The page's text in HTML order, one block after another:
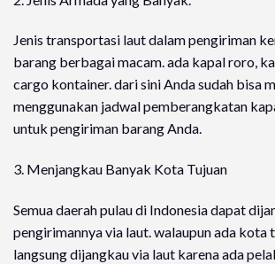
Jenis transportasi laut dalam pengiriman
barang berbagai macam. ada kapal roro,
cargo kontainer. dari sini Anda sudah bisa
menggunakan jadwal pemberangkatan
untuk pengiriman barang Anda.
3. Menjangkau Banyak Kota Tujuan
Semua daerah pulau di Indonesia dapat
pengirimannya via laut. walaupun ada kota
langsung dijangkau via laut karena ada